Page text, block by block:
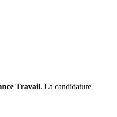
Travail. La candidature